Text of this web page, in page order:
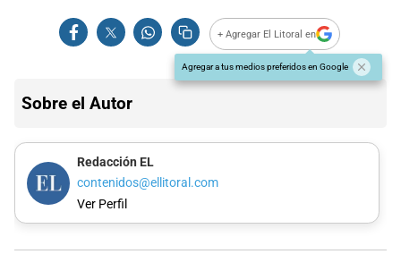
+ Agregar El Litoral en
Agregar a tus medios preferidos en Google
Sobre el Autor
Redacción EL
contenidos@ellitoral.com
Ver Perfil